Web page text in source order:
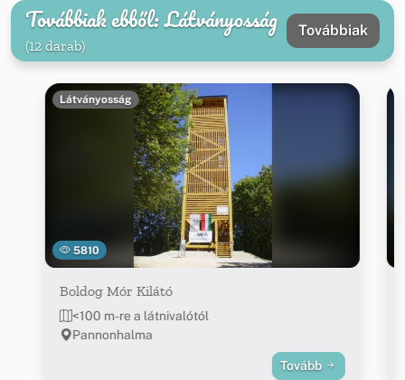
Továbbiak ebből: Látványosság
(12 darab)
Továbbiak
5810
Látványosság
Boldog Mór Kilátó
<100 m-re a látnivalótól
Pannonhalma
Tovább